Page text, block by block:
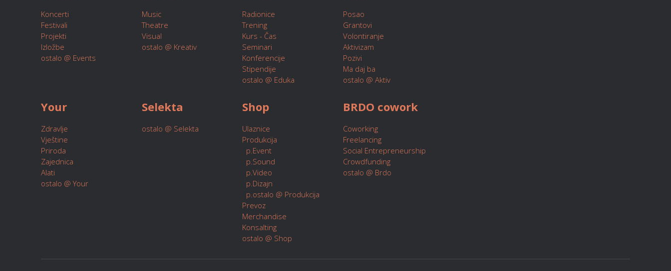
Koncerti
Festivali
Projekti
Izložbe
ostalo @ Events
Music
Theatre
Visual
ostalo @ Kreativ
Radionice
Trening
Kurs - Čas
Seminari
Konferencije
Stipendije
ostalo @ Eduka
Posao
Grantovi
Volontiranje
Aktivizam
Pozivi
Ma daj ba
ostalo @ Aktiv
Your
Zdravlje
Vještine
Priroda
Zajednica
Alati
ostalo @ Your
Selekta
ostalo @ Selekta
Shop
Ulaznice
Produkcija
p.Event
p.Sound
p.Video
p.Dizajn
p.ostalo @ Produkcija
Prevoz
Merchandise
Konsalting
ostalo @ Shop
BRDO cowork
Coworking
Freelancing
Social Entrepreneurship
Crowdfunding
ostalo @ Brdo